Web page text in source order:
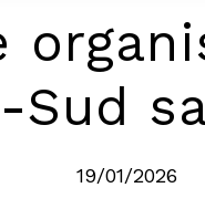
19/01/2026